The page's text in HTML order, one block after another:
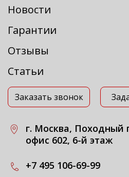
Новости
Гарантии
Отзывы
Статьи
Заказать звонок
г. Москва, Походный
офис 602, 6-й этаж
+7 495 106-69-99